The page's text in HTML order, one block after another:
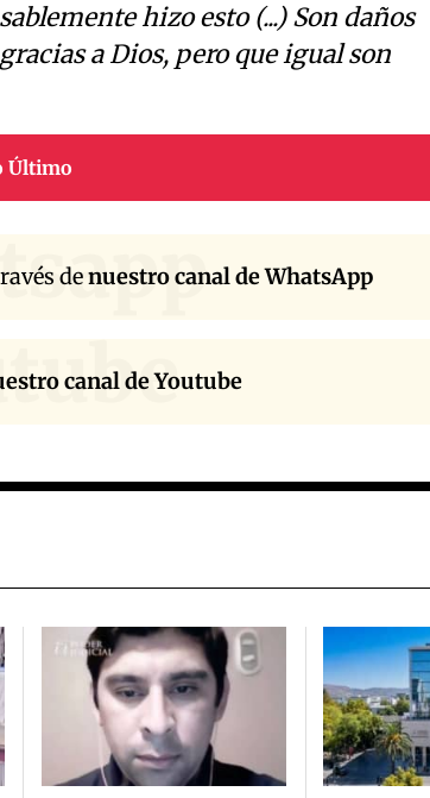
hizo esto (...) Son daños
a Dios, pero que igual son
Último
denuestro canal de WhatsApp
canal de Youtube